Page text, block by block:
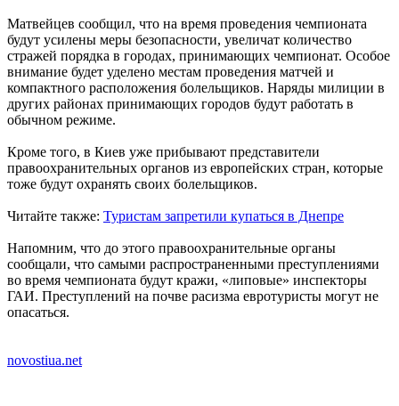
Матвейцев сообщил, что на время проведения чемпионата
будут усилены меры безопасности, увеличат количество
стражей порядка в городах, принимающих чемпионат. Особое
внимание будет уделено местам проведения матчей и
компактного расположения болельщиков. Наряды милиции в
других районах принимающих городов будут работать в
обычном режиме.
Кроме того, в Киев уже прибывают представители
правоохранительных органов из европейских стран, которые
тоже будут охранять своих болельщиков.
Читайте также: Туристам запретили купаться в Днепре
Напомним, что до этого правоохранительные органы
сообщали, что самыми распространенными преступлениями
во время чемпионата будут кражи, «липовые» инспекторы
ГАИ. Преступлений на почве расизма евротуристы могут не
опасаться.
novostiua.net